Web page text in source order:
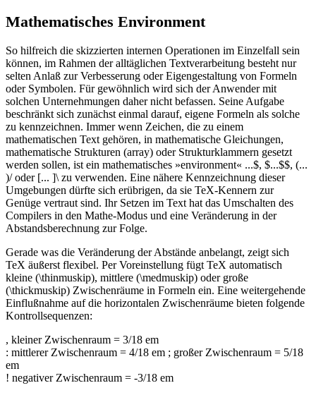
Mathematisches Environment
So hilfreich die skizzierten internen Operationen im Einzelfall sein
können, im Rahmen der alltäglichen Textverarbeitung besteht nur
selten Anlaß zur Verbesserung oder Eigengestaltung von Formeln
oder Symbolen. Für gewöhnlich wird sich der Anwender mit
solchen Unternehmungen daher nicht befassen. Seine Aufgabe
beschränkt sich zunächst einmal darauf, eigene Formeln als solche
zu kennzeichnen. Immer wenn Zeichen, die zu einem
mathematischen Text gehören, in mathematische Gleichungen,
mathematische Strukturen (array) oder Strukturklammern gesetzt
werden sollen, ist ein mathematisches »environment« ...$, $...$$, (...
)/ oder [... ]\ zu verwenden. Eine nähere Kennzeichnung dieser
Umgebungen dürfte sich erübrigen, da sie TeX-Kennern zur
Genüge vertraut sind. Ihr Setzen im Text hat das Umschalten des
Compilers in den Mathe-Modus und eine Veränderung in der
Abstandsberechnung zur Folge.
Gerade was die Veränderung der Abstände anbelangt, zeigt sich
TeX äußerst flexibel. Per Voreinstellung fügt TeX automatisch
kleine (\thinmuskip), mittlere (\medmuskip) oder große
(\thickmuskip) Zwischenräume in Formeln ein. Eine weitergehende
Einflußnahme auf die horizontalen Zwischenräume bieten folgende
Kontrollsequenzen:
, kleiner Zwischenraum = 3/18 em
: mittlerer Zwischenraum = 4/18 em ; großer Zwischenraum = 5/18
em
! negativer Zwischenraum = -3/18 em